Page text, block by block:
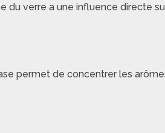
du verre a une influence directe
permet de concentrer les